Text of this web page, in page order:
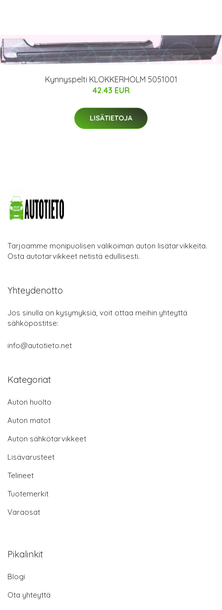
Kynnyspelti KLOKKERHOLM 5051001
42.43 EUR
LISÄTIETOJA
Tarjoamme monipuolisen valikoiman auton lisätarvikkeita.
Osta autotarvikkeet netistä edullisesti.
Yhteydenotto
Jos sinulla on kysymyksiä, voit ottaa meihin yhteyttä
sähköpostitse:
info@autotieto.net
Kategoriat
Auton huolto
Auton matot
Auton sähkötarvikkeet
Lisävarusteet
Telineet
Tuotemerkit
Varaosat
Pikalinkit
Blogi
Ota yhteyttä